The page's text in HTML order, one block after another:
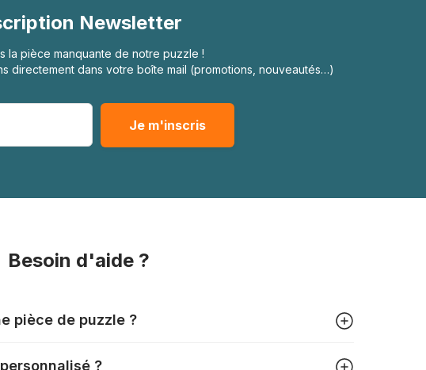
Newsletter
la pièce manquante de notre puzzle !
directement dans votre boîte mail (promotions, nouveautés…)
Besoin d'aide ?
pièce de puzzle ?
?